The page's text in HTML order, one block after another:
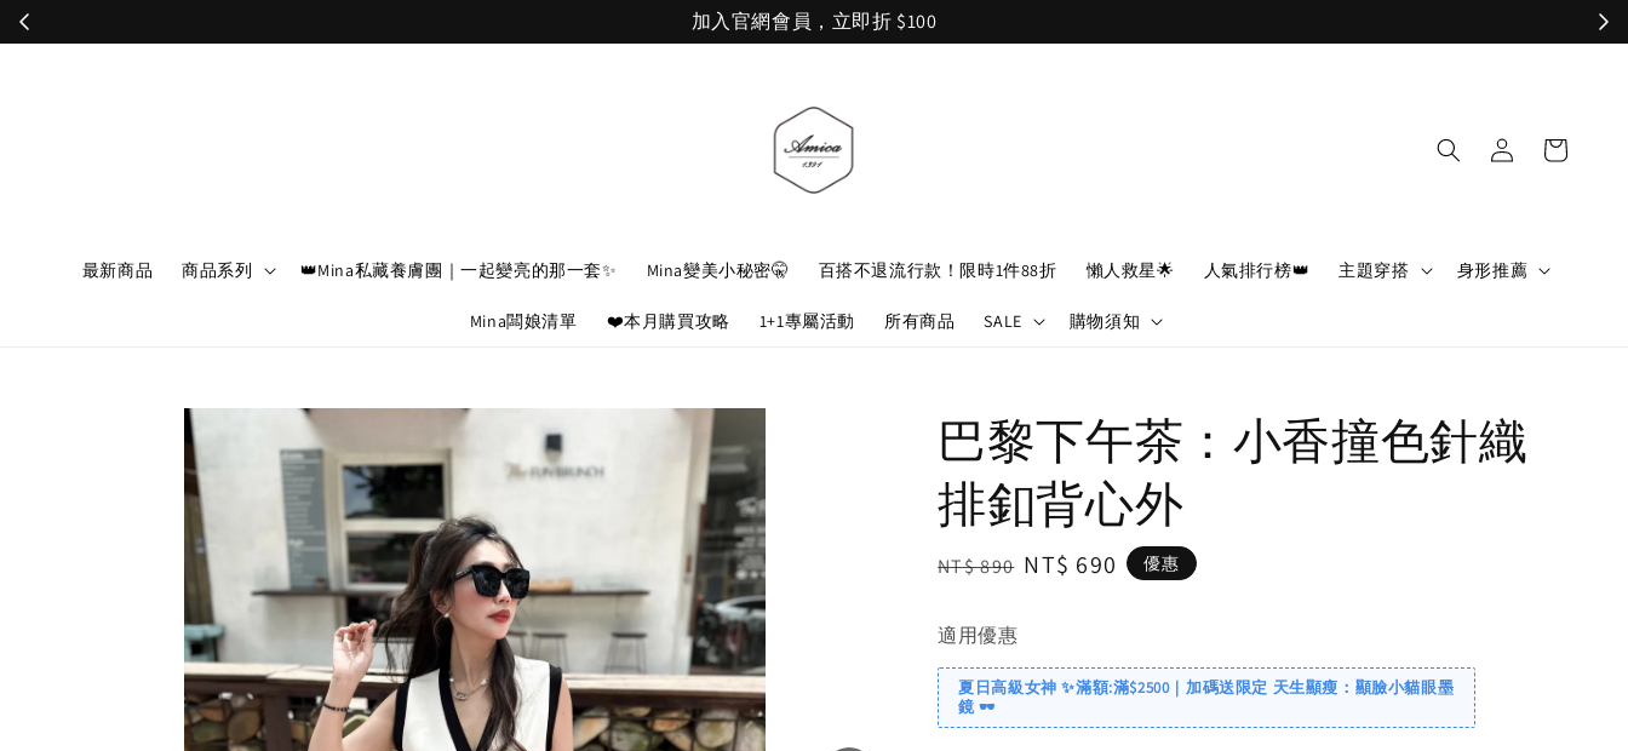
加入官網會員，立即折 $100
最新商品 商品系列 👑Mina私藏養膚團｜一起變亮的那一套✨ Mina變美小秘密🤫 百搭不退流行款！限時1件88折 懶人救星🌟 人氣排行榜👑 主題穿搭 身形推薦
Mina闆娘清單 ❤️本月購買攻略 1+1專屬活動 所有商品 SALE 購物須知
巴黎下午茶：小香撞色針織
排釦背心外
Regular
NT$ 890 Sale
NT$ 690 優惠
適用優惠
夏日高級女神 ✨滿額:滿$2500｜加碼送限定 天生顯瘦：顯臉小貓眼墨
鏡 🕶️